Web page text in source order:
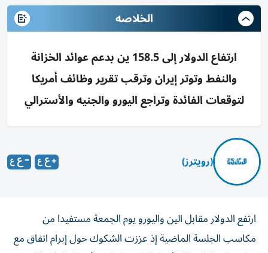
الخلاصه
ارتفاع الدولار إلى 158.5 ين بدعم عوائد الخزانة
والنفط وتوتر إيران وترقب تقرير وظائف أمريكا
لتوقعات الفائدة وتراجع اليورو والجنيه والأسترالي
(رويترز)
ارتفع الدولار مقابل الين واليورو يوم الجمعة مستفيدا من
مكاسب الجلسة الماضية إذ عززت الشكوك حول إبرام اتفاق مع